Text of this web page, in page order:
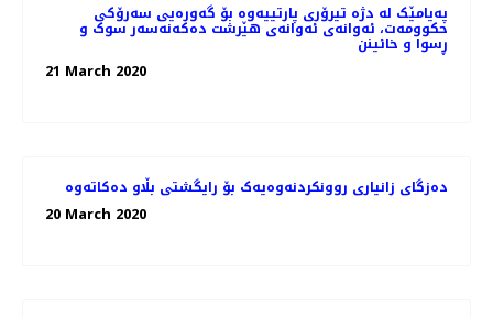
پەیامێک لە دژە تیرۆری پارتییەوە بۆ گەورەیی سەرۆکی
حکوومەت، ئەوانەی ئەوانەی هێرشت دەکەنەسەر سوک و
ڕسوا و خائینن
21 March 2020
دەزگای زانیاری روونکردنەوەیەک بۆ رایگشتی بڵاو دەکاتەوە
20 March 2020